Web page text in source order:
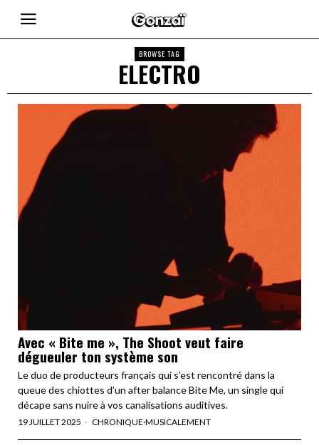
BROWSE TAG
ELECTRO
Avec « Bite me », The Shoot veut faire
dégueuler ton système son
Le duo de producteurs français qui s’est rencontré dans la
queue des chiottes d’un after balance Bite Me, un single qui
décape sans nuire à vos canalisations auditives.
19 JUILLET 2025 CHRONIQUE·MUSICALEMENT